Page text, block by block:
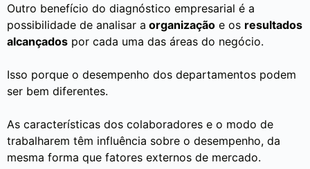
Outro benefício do diagnóstico empresarial é a
possibilidade de analisar a organização e os resultados
alcançados por cada uma das áreas do negócio.
Isso porque o desempenho dos departamentos podem
ser bem diferentes.
As características dos colaboradores e o modo de
trabalharem têm influência sobre o desempenho, da
mesma forma que fatores externos de mercado.